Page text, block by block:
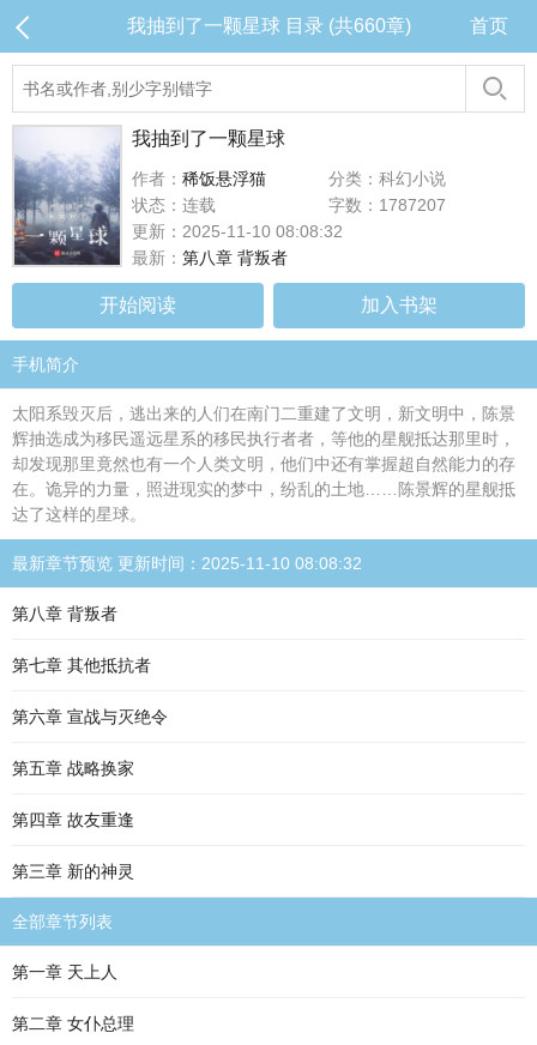
我抽到了一颗星球 目录 (共660章) 首页
我抽到了一颗星球
作者： 稀饭悬浮猫
分类：科幻小说
状态：连载
字数：1787207
更新：2025-11-10 08:08:32
最新： 第八章 背叛者
开始阅读 加入书架
手机简介
太阳系毁灭后，逃出来的人们在南门二重建了文明，新文明中，陈景
辉抽选成为移民遥远星系的移民执行者者，等他的星舰抵达那里时，
却发现那里竟然也有一个人类文明，他们中还有掌握超自然能力的存
在。诡异的力量，照进现实的梦中，纷乱的土地……陈景辉的星舰抵
达了这样的星球。
最新章节预览 更新时间：2025-11-10 08:08:32
第八章 背叛者
第七章 其他抵抗者
第六章 宣战与灭绝令
第五章 战略换家
第四章 故友重逢
第三章 新的神灵
全部章节列表
第一章 天上人
第二章 女仆总理